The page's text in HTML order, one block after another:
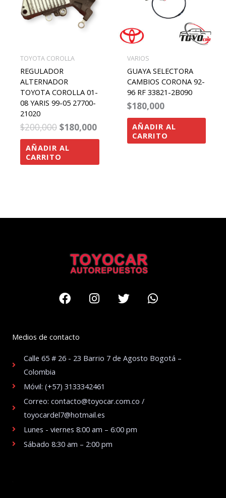
TOYOTA COROLLA
REGULADOR
ALTERNADOR
TOYOTA COROLLA 01-
08 YARIS 99-05 27700-
21020
$200,000 $180,000
AÑADIR AL
CARRITO
VARIOS
GUAYA SELECTORA
CAMBIOS CORONA 92-
96 RF 33821-2B090
$180,000
AÑADIR AL
CARRITO
FacebookInstagram
TwitterWhatsapp
Medios de contacto
Calle 65 # 26 - 23 Barrio 7 de Agosto Bogotá –
Colombia
Móvil: (+57) 3133342461
Correo: contacto@toyocar.com.co /
toyocardel7@hotmail.es
Lunes - viernes 8:00 am – 6:00 pm
Sábado 8:30 am – 2:00 pm